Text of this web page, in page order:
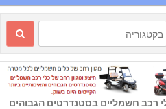
רכב חשמליים בסטנדרטים הגבוהים